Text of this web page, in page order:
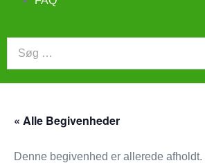
« Alle Begivenheder
Denne begivenhed er allerede afholdt.